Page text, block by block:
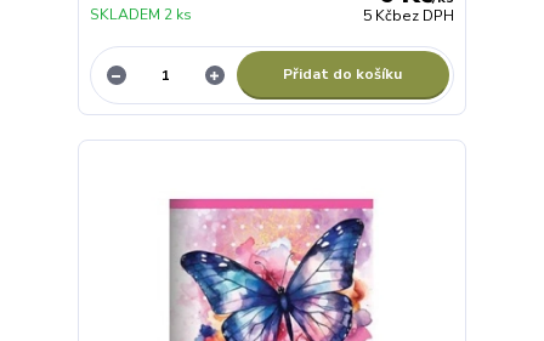
5 Kčbez DPH
SKLADEM 2 ks
Přidat do košíku